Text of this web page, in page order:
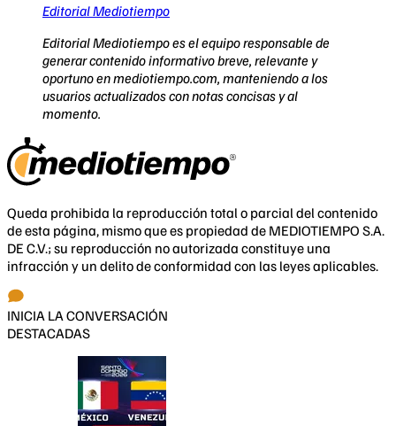
Editorial Mediotiempo
Editorial Mediotiempo es el equipo responsable de
generar contenido informativo breve, relevante y
oportuno en mediotiempo.com, manteniendo a los
usuarios actualizados con notas concisas y al
momento.
Queda prohibida la reproducción total o parcial del contenido
de esta página, mismo que es propiedad de MEDIOTIEMPO S.A.
DE C.V.; su reproducción no autorizada constituye una
infracción y un delito de conformidad con las leyes aplicables.
INICIA LA CONVERSACIÓN
DESTACADAS